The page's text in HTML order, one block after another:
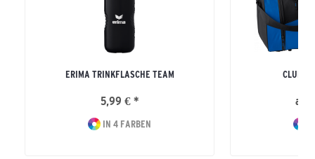
ERIMA TRINKFLASCHE TEAM
5,99 € *
IN 4 FARBEN
CLUB 5
ab